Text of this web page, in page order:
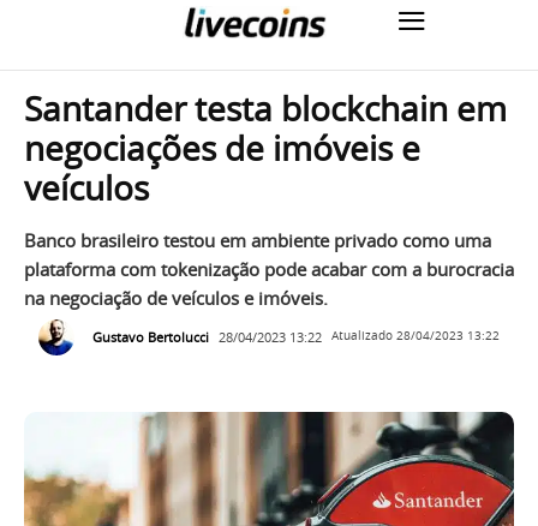
Santander testa blockchain em
negociações de imóveis e
veículos
Banco brasileiro testou em ambiente privado como uma
plataforma com tokenização pode acabar com a burocracia
na negociação de veículos e imóveis.
Gustavo Bertolucci 28/04/2023 13:22 Atualizado 28/04/2023 13:22